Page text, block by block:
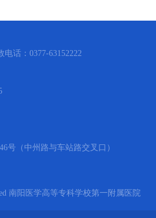
电话：0377-63152222
号（中州路与车站路交叉口）
南阳医学高等专科学校第一附属医院